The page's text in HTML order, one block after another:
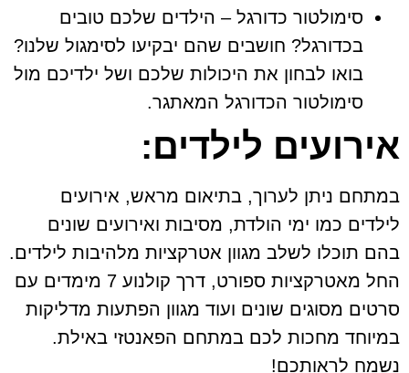
סימולטור כדורגל – הילדים שלכם טובים
בכדורגל? חושבים שהם יבקיעו לסימגול שלנו?
בואו לבחון את היכולות שלכם ושל ילדיכם מול
סימולטור הכדורגל המאתגר.
אירועים לילדים:
במתחם ניתן לערוך, בתיאום מראש, אירועים
לילדים כמו ימי הולדת, מסיבות ואירועים שונים
בהם תוכלו לשלב מגוון אטרקציות מלהיבות לילדים.
החל מאטרקציות ספורט, דרך קולנוע 7 מימדים עם
סרטים מסוגים שונים ועוד מגוון הפתעות מדליקות
במיוחד מחכות לכם במתחם הפאנטזי באילת.
נשמח לראותכם!